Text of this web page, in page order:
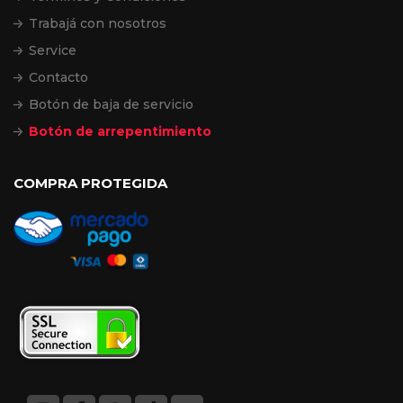
Trabajá con nosotros
Service
Contacto
Botón de baja de servicio
Botón de arrepentimiento
COMPRA PROTEGIDA